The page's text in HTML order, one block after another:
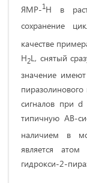
ЯМР-1Н в
сохранение
качестве
H2L, снятый
значение
сигналов при
типичную АВ-
наличием в
является
гидрокси-2-